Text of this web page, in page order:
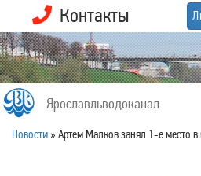
Контакты
Ярославльводоканал
Новости » Артем Малков занял 1-е место